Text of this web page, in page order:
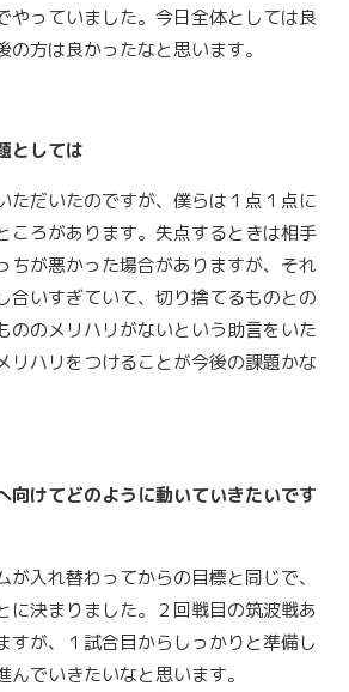
やっていました。今日全体としては良
の方は良かったなと思います。
としては
ただいたのですが、僕らは１点１点に
ころがあります。失点するときは相手
ちが悪かった場合がありますが、それ
合いすぎていて、切り捨てるものとの
ののメリハリがないという助言をいた
リハリをつけることが今後の課題かな
けてどのように動いていきたいです
入れ替わってからの目標と同じで、
に決まりました。２回戦目の筑波戦あ
すが、１試合目からしっかりと準備し
でいきたいなと思います。